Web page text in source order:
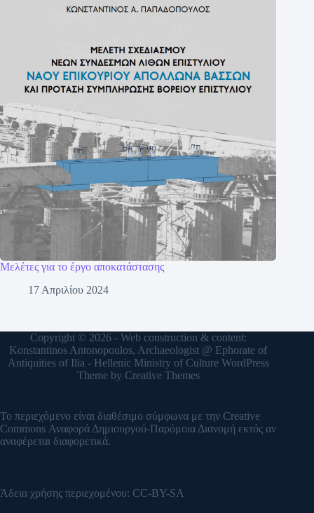
Μελέτες για το έργο αποκατάστασης
17 Απριλίου 2024
Copyright © 2026 - Web construction & content:
Konstantinos Antonopoulos, Archaeologist @ Ephorate of
Antiquities of Ilia - Hellenic Ministry of Culture WordPress
Theme by Creative Themes
Το περιεχόμενο είναι διαθέσιμο σύμφωνα με την Creative
Commons Αναφορά Δημιουργού-Παρόμοια Διανομή εκτός αν
αναφέρεται διαφορετικά.
Άδεια χρήσης περιεχομένου: CC-BY-SA